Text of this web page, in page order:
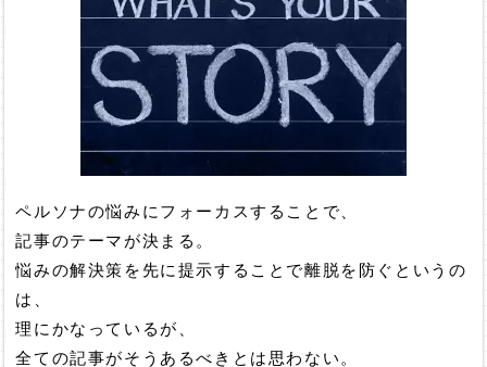
ペルソナの悩みにフォーカスすることで、
記事のテーマが決まる。
悩みの解決策を先に提示することで離脱を防ぐというの
は、
理にかなっているが、
全ての記事がそうあるべきとは思わない。